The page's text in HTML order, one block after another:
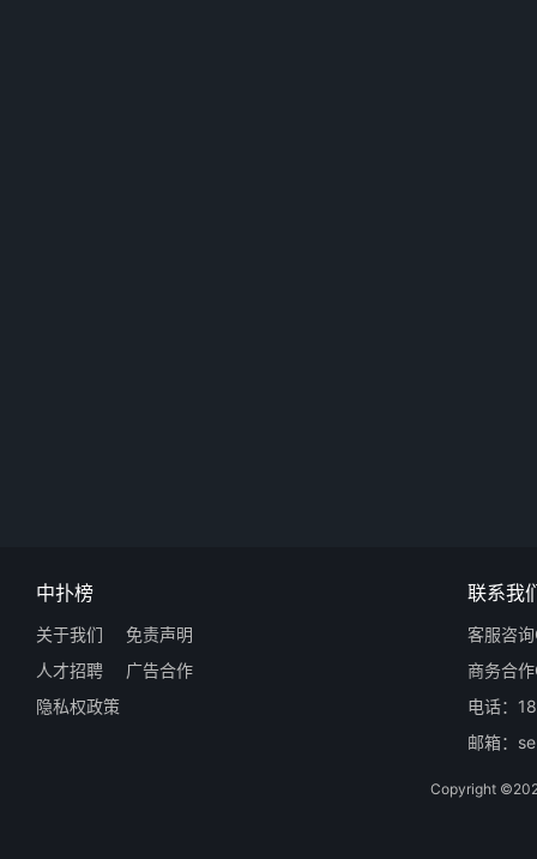
中扑榜
关于我们
免责声明
人才招聘
广告合作
隐私权政策
联系我
客服咨
商务合
电话：
邮箱：
Copyright